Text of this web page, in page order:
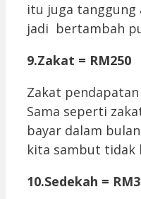
itu juga tanggung
jadi bertambah
9.Zakat = RM250
Zakat
Sama seperti
bayar dalam
kita sambut tidak
10.Sedekah =